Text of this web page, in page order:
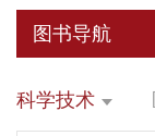
图书导航
科学技术